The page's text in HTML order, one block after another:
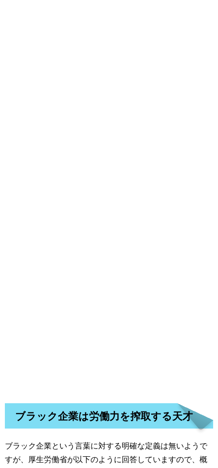
ブラック企業は労働力を搾取する天才
ブラック企業という言葉に対する明確な定義は無いようで
すが、厚生労働省が以下のように回答していますので、概